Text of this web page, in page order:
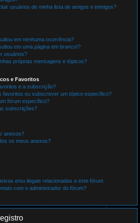
usuários de minha lista de amigos e inimigos?
em nenhuma ocorrência?
em uma página em branco!?
usuários?
próprias mensagens e tópicos?
e Favoritos
e a subscrição?
favoritos ou subscrever um tópico específico?
fórum específico?
subscrições?
anexos?
os meus anexos?
e/ou ilegais relacionadas a este fórum
com o administrador do fórum?